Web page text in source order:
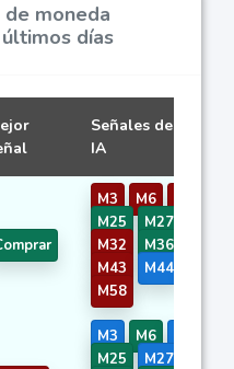
moneda
días
Señales de
IA
M3 M6
M25
M27
M32
M36
M43
M44
M58
M3 M6
M25
M27